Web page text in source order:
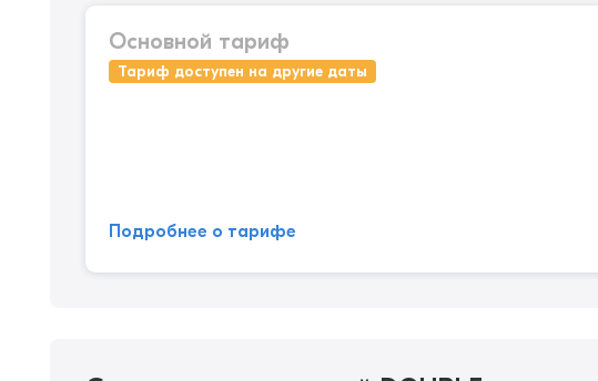
Основной тариф
Тариф доступен на другие даты
Подробнее о тарифе